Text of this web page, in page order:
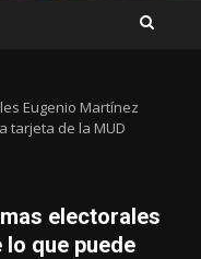
Eugenio Martínez
tarjeta de la MUD
electorales
lo que puede